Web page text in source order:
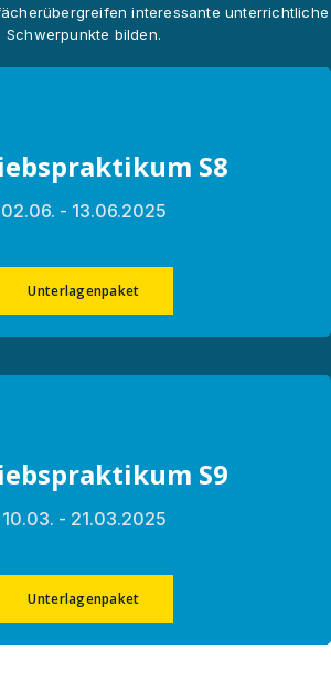
interessante unterrichtliche
Schwerpunkte bilden.
S8
02.06. - 13.06.2025
Unterlagenpaket
S9
10.03. - 21.03.2025
Unterlagenpaket